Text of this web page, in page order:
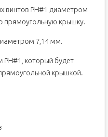
винтов PH#1 диаметром
прямоугольную крышку.
7,14 мм.
PH#1, который будет
крышкой.